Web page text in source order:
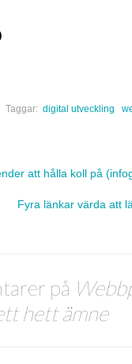
Taggar: digital utveckling
att hålla koll på
Fyra länkar värda att
på
hett ämne